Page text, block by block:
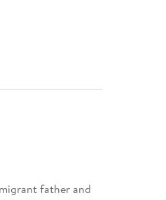
father and